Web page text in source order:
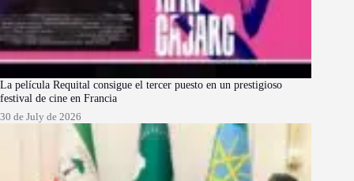
La película Requital consigue el tercer puesto en un prestigioso
festival de cine en Francia
30 de July de 2026